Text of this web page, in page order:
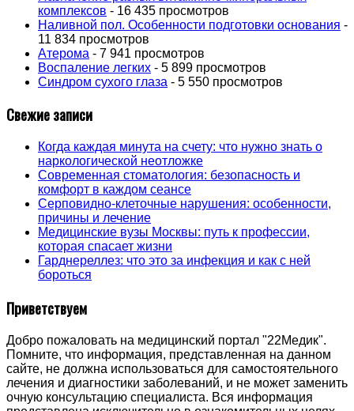
комплексов - 16 435 просмотров
Наливной пол. Особенности подготовки основания -
11 834 просмотров
Атерома - 7 941 просмотров
Воспаление легких - 5 899 просмотров
Синдром сухого глаза - 5 550 просмотров
Свежие записи
Когда каждая минута на счету: что нужно знать о
наркологической неотложке
Современная стоматология: безопасность и
комфорт в каждом сеансе
Серповидно-клеточные нарушения: особенности,
причины и лечение
Медицинские вузы Москвы: путь к профессии,
которая спасает жизни
Гарднереллез: что это за инфекция и как с ней
бороться
Приветствуем
Добро пожаловать на медицинский портал "22Медик".
Помните, что информация, представленная на данном
сайте, не должна использоваться для самостоятельного
лечения и диагностики заболеваний, и не может заменить
очную консультацию специалиста. Вся информация